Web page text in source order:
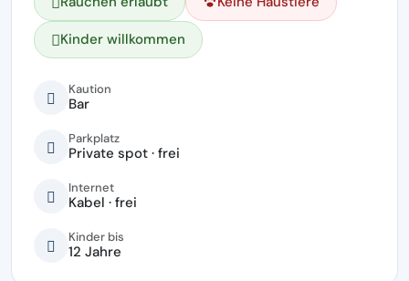
Kinder willkommen
Kaution
Bar
Parkplatz
Private spot · frei
Internet
Kabel · frei
Kinder bis
12 Jahre